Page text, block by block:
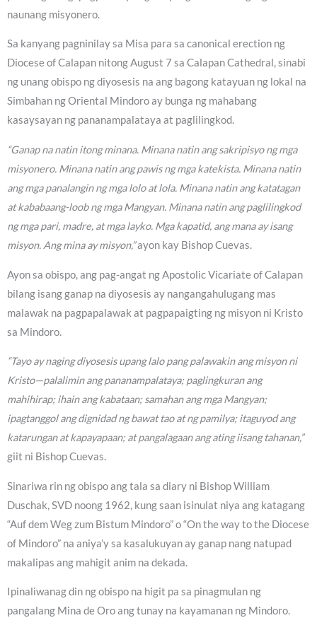
naunang misyonero.
Sa kanyang pagninilay sa Misa para sa canonical erection ng
Diocese of Calapan nitong August 7 sa Calapan Cathedral, sinabi
ng unang obispo ng diyosesis na ang bagong katayuan ng lokal na
Simbahan ng Oriental Mindoro ay bunga ng mahabang
kasaysayan ng pananampalataya at paglilingkod.
“Ganap na natin itong minana. Minana natin ang sakripisyo ng mga
misyonero. Minana natin ang pawis ng mga katekista. Minana natin
ang mga panalangin ng mga lolo at lola. Minana natin ang katatagan
at kababaang-loob ng mga Mangyan. Minana natin ang paglilingkod
ng mga pari, madre, at mga layko. Mga kapatid, ang mana ay isang
misyon. Ang mina ay misyon,”ayon kay Bishop Cuevas.
Ayon sa obispo, ang pag-angat ng Apostolic Vicariate of Calapan
bilang isang ganap na diyosesis ay nangangahulugang mas
malawak na pagpapalawak at pagpapaigting ng misyon ni Kristo
sa Mindoro.
“Tayo ay naging diyosesis upang lalo pang palawakin ang misyon ni
Kristo—palalimin ang pananampalataya; paglingkuran ang
mahihirap; ihain ang kabataan; samahan ang mga Mangyan;
ipagtanggol ang dignidad ng bawat tao at ng pamilya; itaguyod ang
katarungan at kapayapaan; at pangalagaan ang ating iisang tahanan,”
giit ni Bishop Cuevas.
Sinariwa rin ng obispo ang tala sa diary ni Bishop William
Duschak, SVD noong 1962, kung saan isinulat niya ang katagang
“Auf dem Weg zum Bistum Mindoro” o “On the way to the Diocese
of Mindoro” na aniya’y sa kasalukuyan ay ganap nang natupad
makalipas ang mahigit anim na dekada.
Ipinaliwanag din ng obispo na higit pa sa pinagmulan ng
pangalang Mina de Oro ang tunay na kayamanan ng Mindoro.